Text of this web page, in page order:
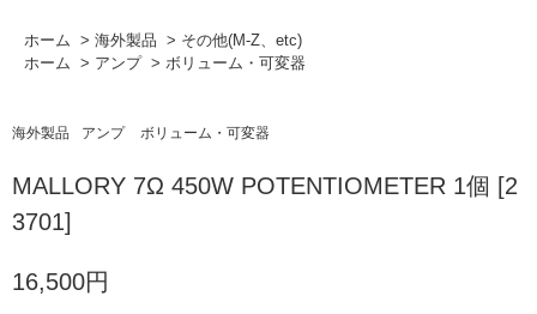
ホーム > 海外製品 > その他(M-Z、etc)
ホーム > アンプ > ボリューム・可変器
海外製品 アンプ ボリューム・可変器
MALLORY 7Ω 450W POTENTIOMETER 1個 [2
3701]
16,500円